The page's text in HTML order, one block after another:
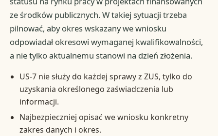
ze środków publicznych. W takiej sytuacji trzeba
pilnować, aby okres wskazany we wniosku
odpowiadał okresowi wymaganej kwalifikowalności,
a nie tylko aktualnemu stanowi na dzień złożenia.
US-7 nie służy do każdej sprawy z ZUS, tylko do
uzyskania określonego zaświadczenia lub
informacji.
Najbezpieczniej opisać we wniosku konkretny
zakres danych i okres.